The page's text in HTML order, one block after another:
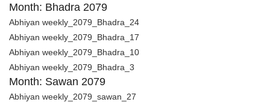
Month: Bhadra 2079
Abhiyan weekly_2079_Bhadra_24
Abhiyan weekly_2079_Bhadra_17
Abhiyan weekly_2079_Bhadra_10
Abhiyan weekly_2079_Bhadra_3
Month: Sawan 2079
Abhiyan weekly_2079_sawan_27